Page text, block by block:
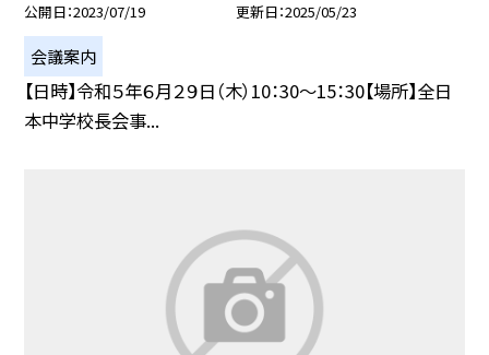
公開日 2023/07/19 更新日 2025/05/23
会議案内
【日時】令和５年６月２９日（木）10：30〜15：30【場所】全日
本中学校長会事...